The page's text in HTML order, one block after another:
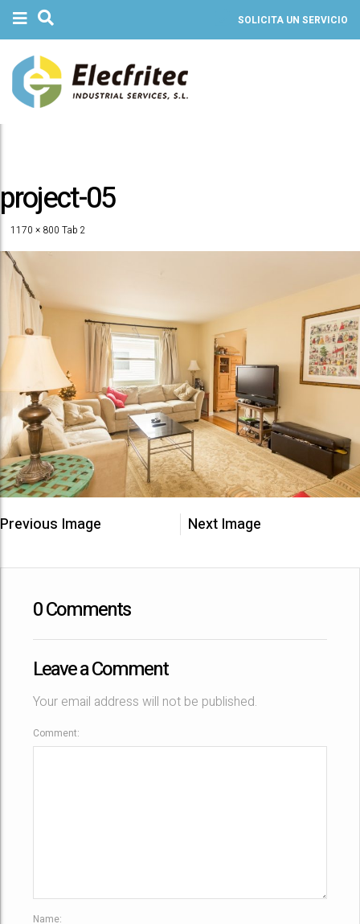
SOLICITA UN SERVICIO
project-05
1170 × 800 Tab 2
Previous Image Next Image
0 Comments
Leave a Comment
Your email address will not be published.
Comment:
Name: